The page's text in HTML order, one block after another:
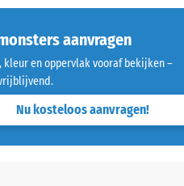
aanvragen
kleur en oppervlak vooraf bekijken –
Nu kosteloos aanvragen!